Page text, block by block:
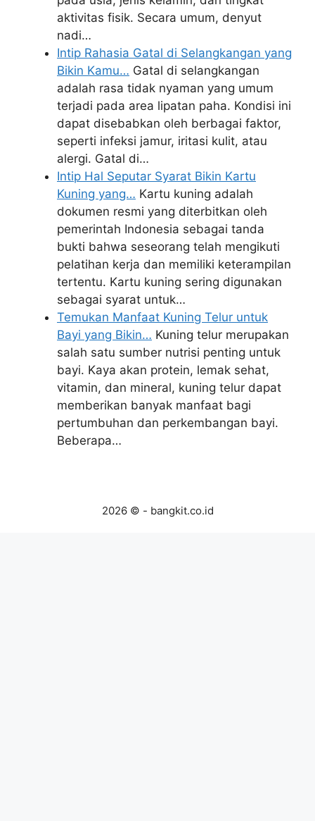
aktivitas fisik. Secara umum, denyut
nadi…
Intip Rahasia Gatal di Selangkangan yang
Bikin Kamu… Gatal di selangkangan
adalah rasa tidak nyaman yang umum
terjadi pada area lipatan paha. Kondisi ini
dapat disebabkan oleh berbagai faktor,
seperti infeksi jamur, iritasi kulit, atau
alergi. Gatal di…
Intip Hal Seputar Syarat Bikin Kartu
Kuning yang… Kartu kuning adalah
dokumen resmi yang diterbitkan oleh
pemerintah Indonesia sebagai tanda
bukti bahwa seseorang telah mengikuti
pelatihan kerja dan memiliki keterampilan
tertentu. Kartu kuning sering digunakan
sebagai syarat untuk…
Temukan Manfaat Kuning Telur untuk
Bayi yang Bikin… Kuning telur merupakan
salah satu sumber nutrisi penting untuk
bayi. Kaya akan protein, lemak sehat,
vitamin, dan mineral, kuning telur dapat
memberikan banyak manfaat bagi
pertumbuhan dan perkembangan bayi.
Beberapa…
2026 © - bangkit.co.id